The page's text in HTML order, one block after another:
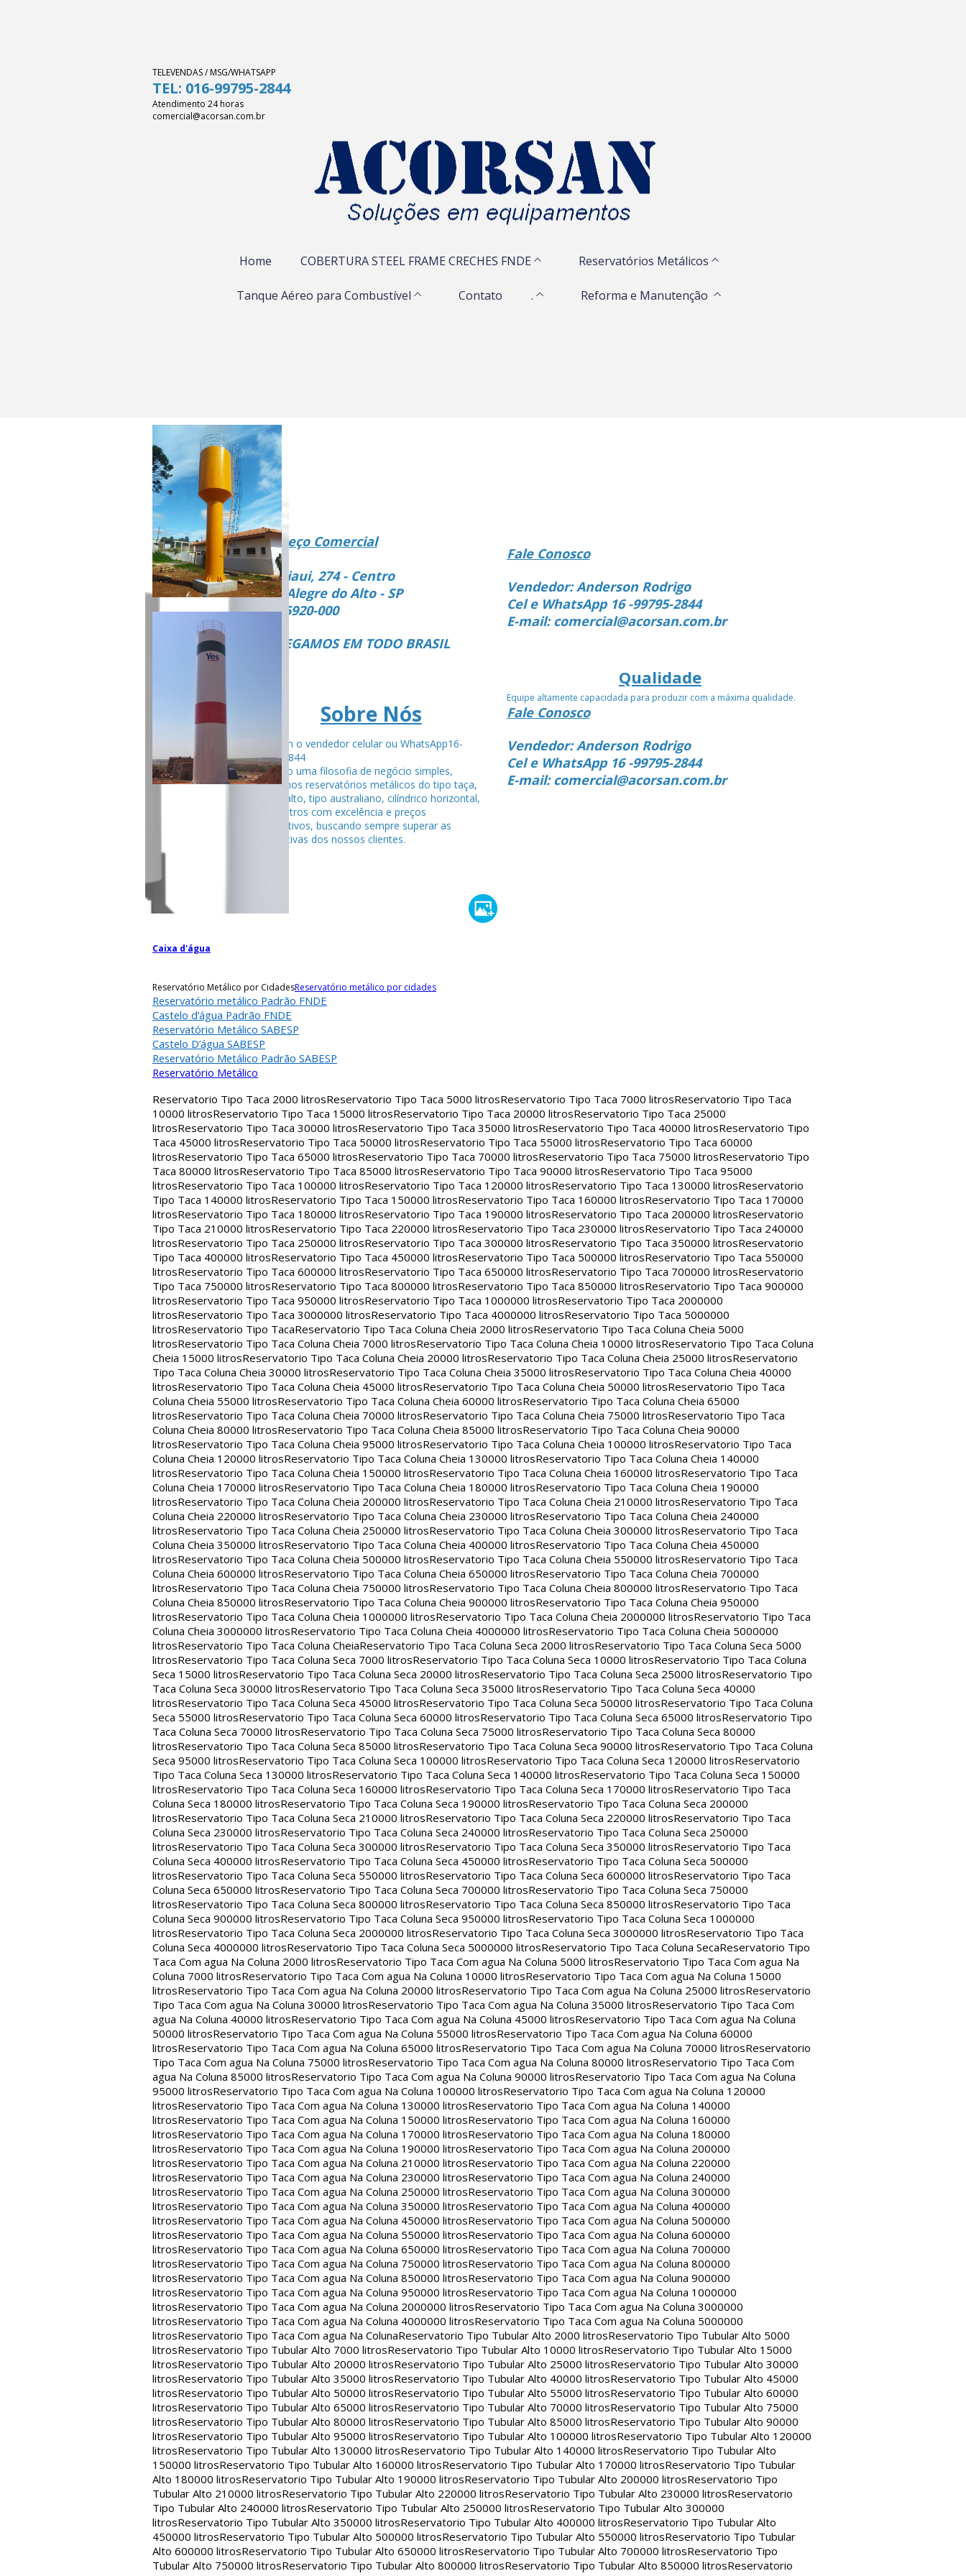
TELEVENDAS / MSG/WHATSAPP
TEL: 016-99795-2844
Atendimento 24 horas
comercial@acorsan.com.br
Home COBERTURA STEEL FRAME CRECHES FNDE Reservatórios Metálicos
Tanque Aéreo para Combustível Contato . Reforma e Manutenção
Endereço Comercial
Rua Piaui, 274 - Centro
Vista Alegre do Alto - SP
CEP 15920-000
ENTREGAMOS EM TODO BRASIL
Sobre Nós
Fale com o vendedor celular ou WhatsApp16-
99795-2844
Seguindo uma filosofia de negócio simples,
fabricamos reservatórios metálicos do tipo taça,
tubular alto, tipo australiano, cilíndrico horizontal,
entre outros com excelência e preços
competitivos, buscando sempre superar as
espectativas dos nossos clientes.
Fale Conosco
Vendedor: Anderson Rodrigo
Cel e WhatsApp 16 -99795-2844
E-mail: comercial@acorsan.com.br
Qualidade
Equipe altamente capacidada para produzir com a máxima qualidade.
Fale Conosco
Vendedor: Anderson Rodrigo
Cel e WhatsApp 16 -99795-2844
E-mail: comercial@acorsan.com.br
Caixa d'água
Reservatório Metálico por CidadesReservatório metálico por cidades
Reservatório metálico Padrão FNDE
Castelo d’água Padrão FNDE
Reservatório Metálico SABESP
Castelo D’água SABESP
Reservatório Metálico Padrão SABESP
Reservatório Metálico
Reservatorio Tipo Taca 2000 litrosReservatorio Tipo Taca 5000 litrosReservatorio Tipo Taca 7000 litrosReservatorio Tipo Taca
10000 litrosReservatorio Tipo Taca 15000 litrosReservatorio Tipo Taca 20000 litrosReservatorio Tipo Taca 25000
litrosReservatorio Tipo Taca 30000 litrosReservatorio Tipo Taca 35000 litrosReservatorio Tipo Taca 40000 litrosReservatorio Tipo
Taca 45000 litrosReservatorio Tipo Taca 50000 litrosReservatorio Tipo Taca 55000 litrosReservatorio Tipo Taca 60000
litrosReservatorio Tipo Taca 65000 litrosReservatorio Tipo Taca 70000 litrosReservatorio Tipo Taca 75000 litrosReservatorio Tipo
Taca 80000 litrosReservatorio Tipo Taca 85000 litrosReservatorio Tipo Taca 90000 litrosReservatorio Tipo Taca 95000
litrosReservatorio Tipo Taca 100000 litrosReservatorio Tipo Taca 120000 litrosReservatorio Tipo Taca 130000 litrosReservatorio
Tipo Taca 140000 litrosReservatorio Tipo Taca 150000 litrosReservatorio Tipo Taca 160000 litrosReservatorio Tipo Taca 170000
litrosReservatorio Tipo Taca 180000 litrosReservatorio Tipo Taca 190000 litrosReservatorio Tipo Taca 200000 litrosReservatorio
Tipo Taca 210000 litrosReservatorio Tipo Taca 220000 litrosReservatorio Tipo Taca 230000 litrosReservatorio Tipo Taca 240000
litrosReservatorio Tipo Taca 250000 litrosReservatorio Tipo Taca 300000 litrosReservatorio Tipo Taca 350000 litrosReservatorio
Tipo Taca 400000 litrosReservatorio Tipo Taca 450000 litrosReservatorio Tipo Taca 500000 litrosReservatorio Tipo Taca 550000
litrosReservatorio Tipo Taca 600000 litrosReservatorio Tipo Taca 650000 litrosReservatorio Tipo Taca 700000 litrosReservatorio
Tipo Taca 750000 litrosReservatorio Tipo Taca 800000 litrosReservatorio Tipo Taca 850000 litrosReservatorio Tipo Taca 900000
litrosReservatorio Tipo Taca 950000 litrosReservatorio Tipo Taca 1000000 litrosReservatorio Tipo Taca 2000000
litrosReservatorio Tipo Taca 3000000 litrosReservatorio Tipo Taca 4000000 litrosReservatorio Tipo Taca 5000000
litrosReservatorio Tipo TacaReservatorio Tipo Taca Coluna Cheia 2000 litrosReservatorio Tipo Taca Coluna Cheia 5000
litrosReservatorio Tipo Taca Coluna Cheia 7000 litrosReservatorio Tipo Taca Coluna Cheia 10000 litrosReservatorio Tipo Taca Coluna
Cheia 15000 litrosReservatorio Tipo Taca Coluna Cheia 20000 litrosReservatorio Tipo Taca Coluna Cheia 25000 litrosReservatorio
Tipo Taca Coluna Cheia 30000 litrosReservatorio Tipo Taca Coluna Cheia 35000 litrosReservatorio Tipo Taca Coluna Cheia 40000
litrosReservatorio Tipo Taca Coluna Cheia 45000 litrosReservatorio Tipo Taca Coluna Cheia 50000 litrosReservatorio Tipo Taca
Coluna Cheia 55000 litrosReservatorio Tipo Taca Coluna Cheia 60000 litrosReservatorio Tipo Taca Coluna Cheia 65000
litrosReservatorio Tipo Taca Coluna Cheia 70000 litrosReservatorio Tipo Taca Coluna Cheia 75000 litrosReservatorio Tipo Taca
Coluna Cheia 80000 litrosReservatorio Tipo Taca Coluna Cheia 85000 litrosReservatorio Tipo Taca Coluna Cheia 90000
litrosReservatorio Tipo Taca Coluna Cheia 95000 litrosReservatorio Tipo Taca Coluna Cheia 100000 litrosReservatorio Tipo Taca
Coluna Cheia 120000 litrosReservatorio Tipo Taca Coluna Cheia 130000 litrosReservatorio Tipo Taca Coluna Cheia 140000
litrosReservatorio Tipo Taca Coluna Cheia 150000 litrosReservatorio Tipo Taca Coluna Cheia 160000 litrosReservatorio Tipo Taca
Coluna Cheia 170000 litrosReservatorio Tipo Taca Coluna Cheia 180000 litrosReservatorio Tipo Taca Coluna Cheia 190000
litrosReservatorio Tipo Taca Coluna Cheia 200000 litrosReservatorio Tipo Taca Coluna Cheia 210000 litrosReservatorio Tipo Taca
Coluna Cheia 220000 litrosReservatorio Tipo Taca Coluna Cheia 230000 litrosReservatorio Tipo Taca Coluna Cheia 240000
litrosReservatorio Tipo Taca Coluna Cheia 250000 litrosReservatorio Tipo Taca Coluna Cheia 300000 litrosReservatorio Tipo Taca
Coluna Cheia 350000 litrosReservatorio Tipo Taca Coluna Cheia 400000 litrosReservatorio Tipo Taca Coluna Cheia 450000
litrosReservatorio Tipo Taca Coluna Cheia 500000 litrosReservatorio Tipo Taca Coluna Cheia 550000 litrosReservatorio Tipo Taca
Coluna Cheia 600000 litrosReservatorio Tipo Taca Coluna Cheia 650000 litrosReservatorio Tipo Taca Coluna Cheia 700000
litrosReservatorio Tipo Taca Coluna Cheia 750000 litrosReservatorio Tipo Taca Coluna Cheia 800000 litrosReservatorio Tipo Taca
Coluna Cheia 850000 litrosReservatorio Tipo Taca Coluna Cheia 900000 litrosReservatorio Tipo Taca Coluna Cheia 950000
litrosReservatorio Tipo Taca Coluna Cheia 1000000 litrosReservatorio Tipo Taca Coluna Cheia 2000000 litrosReservatorio Tipo Taca
Coluna Cheia 3000000 litrosReservatorio Tipo Taca Coluna Cheia 4000000 litrosReservatorio Tipo Taca Coluna Cheia 5000000
litrosReservatorio Tipo Taca Coluna CheiaReservatorio Tipo Taca Coluna Seca 2000 litrosReservatorio Tipo Taca Coluna Seca 5000
litrosReservatorio Tipo Taca Coluna Seca 7000 litrosReservatorio Tipo Taca Coluna Seca 10000 litrosReservatorio Tipo Taca Coluna
Seca 15000 litrosReservatorio Tipo Taca Coluna Seca 20000 litrosReservatorio Tipo Taca Coluna Seca 25000 litrosReservatorio Tipo
Taca Coluna Seca 30000 litrosReservatorio Tipo Taca Coluna Seca 35000 litrosReservatorio Tipo Taca Coluna Seca 40000
litrosReservatorio Tipo Taca Coluna Seca 45000 litrosReservatorio Tipo Taca Coluna Seca 50000 litrosReservatorio Tipo Taca Coluna
Seca 55000 litrosReservatorio Tipo Taca Coluna Seca 60000 litrosReservatorio Tipo Taca Coluna Seca 65000 litrosReservatorio Tipo
Taca Coluna Seca 70000 litrosReservatorio Tipo Taca Coluna Seca 75000 litrosReservatorio Tipo Taca Coluna Seca 80000
litrosReservatorio Tipo Taca Coluna Seca 85000 litrosReservatorio Tipo Taca Coluna Seca 90000 litrosReservatorio Tipo Taca Coluna
Seca 95000 litrosReservatorio Tipo Taca Coluna Seca 100000 litrosReservatorio Tipo Taca Coluna Seca 120000 litrosReservatorio
Tipo Taca Coluna Seca 130000 litrosReservatorio Tipo Taca Coluna Seca 140000 litrosReservatorio Tipo Taca Coluna Seca 150000
litrosReservatorio Tipo Taca Coluna Seca 160000 litrosReservatorio Tipo Taca Coluna Seca 170000 litrosReservatorio Tipo Taca
Coluna Seca 180000 litrosReservatorio Tipo Taca Coluna Seca 190000 litrosReservatorio Tipo Taca Coluna Seca 200000
litrosReservatorio Tipo Taca Coluna Seca 210000 litrosReservatorio Tipo Taca Coluna Seca 220000 litrosReservatorio Tipo Taca
Coluna Seca 230000 litrosReservatorio Tipo Taca Coluna Seca 240000 litrosReservatorio Tipo Taca Coluna Seca 250000
litrosReservatorio Tipo Taca Coluna Seca 300000 litrosReservatorio Tipo Taca Coluna Seca 350000 litrosReservatorio Tipo Taca
Coluna Seca 400000 litrosReservatorio Tipo Taca Coluna Seca 450000 litrosReservatorio Tipo Taca Coluna Seca 500000
litrosReservatorio Tipo Taca Coluna Seca 550000 litrosReservatorio Tipo Taca Coluna Seca 600000 litrosReservatorio Tipo Taca
Coluna Seca 650000 litrosReservatorio Tipo Taca Coluna Seca 700000 litrosReservatorio Tipo Taca Coluna Seca 750000
litrosReservatorio Tipo Taca Coluna Seca 800000 litrosReservatorio Tipo Taca Coluna Seca 850000 litrosReservatorio Tipo Taca
Coluna Seca 900000 litrosReservatorio Tipo Taca Coluna Seca 950000 litrosReservatorio Tipo Taca Coluna Seca 1000000
litrosReservatorio Tipo Taca Coluna Seca 2000000 litrosReservatorio Tipo Taca Coluna Seca 3000000 litrosReservatorio Tipo Taca
Coluna Seca 4000000 litrosReservatorio Tipo Taca Coluna Seca 5000000 litrosReservatorio Tipo Taca Coluna SecaReservatorio Tipo
Taca Com agua Na Coluna 2000 litrosReservatorio Tipo Taca Com agua Na Coluna 5000 litrosReservatorio Tipo Taca Com agua Na
Coluna 7000 litrosReservatorio Tipo Taca Com agua Na Coluna 10000 litrosReservatorio Tipo Taca Com agua Na Coluna 15000
litrosReservatorio Tipo Taca Com agua Na Coluna 20000 litrosReservatorio Tipo Taca Com agua Na Coluna 25000 litrosReservatorio
Tipo Taca Com agua Na Coluna 30000 litrosReservatorio Tipo Taca Com agua Na Coluna 35000 litrosReservatorio Tipo Taca Com
agua Na Coluna 40000 litrosReservatorio Tipo Taca Com agua Na Coluna 45000 litrosReservatorio Tipo Taca Com agua Na Coluna
50000 litrosReservatorio Tipo Taca Com agua Na Coluna 55000 litrosReservatorio Tipo Taca Com agua Na Coluna 60000
litrosReservatorio Tipo Taca Com agua Na Coluna 65000 litrosReservatorio Tipo Taca Com agua Na Coluna 70000 litrosReservatorio
Tipo Taca Com agua Na Coluna 75000 litrosReservatorio Tipo Taca Com agua Na Coluna 80000 litrosReservatorio Tipo Taca Com
agua Na Coluna 85000 litrosReservatorio Tipo Taca Com agua Na Coluna 90000 litrosReservatorio Tipo Taca Com agua Na Coluna
95000 litrosReservatorio Tipo Taca Com agua Na Coluna 100000 litrosReservatorio Tipo Taca Com agua Na Coluna 120000
litrosReservatorio Tipo Taca Com agua Na Coluna 130000 litrosReservatorio Tipo Taca Com agua Na Coluna 140000
litrosReservatorio Tipo Taca Com agua Na Coluna 150000 litrosReservatorio Tipo Taca Com agua Na Coluna 160000
litrosReservatorio Tipo Taca Com agua Na Coluna 170000 litrosReservatorio Tipo Taca Com agua Na Coluna 180000
litrosReservatorio Tipo Taca Com agua Na Coluna 190000 litrosReservatorio Tipo Taca Com agua Na Coluna 200000
litrosReservatorio Tipo Taca Com agua Na Coluna 210000 litrosReservatorio Tipo Taca Com agua Na Coluna 220000
litrosReservatorio Tipo Taca Com agua Na Coluna 230000 litrosReservatorio Tipo Taca Com agua Na Coluna 240000
litrosReservatorio Tipo Taca Com agua Na Coluna 250000 litrosReservatorio Tipo Taca Com agua Na Coluna 300000
litrosReservatorio Tipo Taca Com agua Na Coluna 350000 litrosReservatorio Tipo Taca Com agua Na Coluna 400000
litrosReservatorio Tipo Taca Com agua Na Coluna 450000 litrosReservatorio Tipo Taca Com agua Na Coluna 500000
litrosReservatorio Tipo Taca Com agua Na Coluna 550000 litrosReservatorio Tipo Taca Com agua Na Coluna 600000
litrosReservatorio Tipo Taca Com agua Na Coluna 650000 litrosReservatorio Tipo Taca Com agua Na Coluna 700000
litrosReservatorio Tipo Taca Com agua Na Coluna 750000 litrosReservatorio Tipo Taca Com agua Na Coluna 800000
litrosReservatorio Tipo Taca Com agua Na Coluna 850000 litrosReservatorio Tipo Taca Com agua Na Coluna 900000
litrosReservatorio Tipo Taca Com agua Na Coluna 950000 litrosReservatorio Tipo Taca Com agua Na Coluna 1000000
litrosReservatorio Tipo Taca Com agua Na Coluna 2000000 litrosReservatorio Tipo Taca Com agua Na Coluna 3000000
litrosReservatorio Tipo Taca Com agua Na Coluna 4000000 litrosReservatorio Tipo Taca Com agua Na Coluna 5000000
litrosReservatorio Tipo Taca Com agua Na ColunaReservatorio Tipo Tubular Alto 2000 litrosReservatorio Tipo Tubular Alto 5000
litrosReservatorio Tipo Tubular Alto 7000 litrosReservatorio Tipo Tubular Alto 10000 litrosReservatorio Tipo Tubular Alto 15000
litrosReservatorio Tipo Tubular Alto 20000 litrosReservatorio Tipo Tubular Alto 25000 litrosReservatorio Tipo Tubular Alto 30000
litrosReservatorio Tipo Tubular Alto 35000 litrosReservatorio Tipo Tubular Alto 40000 litrosReservatorio Tipo Tubular Alto 45000
litrosReservatorio Tipo Tubular Alto 50000 litrosReservatorio Tipo Tubular Alto 55000 litrosReservatorio Tipo Tubular Alto 60000
litrosReservatorio Tipo Tubular Alto 65000 litrosReservatorio Tipo Tubular Alto 70000 litrosReservatorio Tipo Tubular Alto 75000
litrosReservatorio Tipo Tubular Alto 80000 litrosReservatorio Tipo Tubular Alto 85000 litrosReservatorio Tipo Tubular Alto 90000
litrosReservatorio Tipo Tubular Alto 95000 litrosReservatorio Tipo Tubular Alto 100000 litrosReservatorio Tipo Tubular Alto 120000
litrosReservatorio Tipo Tubular Alto 130000 litrosReservatorio Tipo Tubular Alto 140000 litrosReservatorio Tipo Tubular Alto
150000 litrosReservatorio Tipo Tubular Alto 160000 litrosReservatorio Tipo Tubular Alto 170000 litrosReservatorio Tipo Tubular
Alto 180000 litrosReservatorio Tipo Tubular Alto 190000 litrosReservatorio Tipo Tubular Alto 200000 litrosReservatorio Tipo
Tubular Alto 210000 litrosReservatorio Tipo Tubular Alto 220000 litrosReservatorio Tipo Tubular Alto 230000 litrosReservatorio
Tipo Tubular Alto 240000 litrosReservatorio Tipo Tubular Alto 250000 litrosReservatorio Tipo Tubular Alto 300000
litrosReservatorio Tipo Tubular Alto 350000 litrosReservatorio Tipo Tubular Alto 400000 litrosReservatorio Tipo Tubular Alto
450000 litrosReservatorio Tipo Tubular Alto 500000 litrosReservatorio Tipo Tubular Alto 550000 litrosReservatorio Tipo Tubular
Alto 600000 litrosReservatorio Tipo Tubular Alto 650000 litrosReservatorio Tipo Tubular Alto 700000 litrosReservatorio Tipo
Tubular Alto 750000 litrosReservatorio Tipo Tubular Alto 800000 litrosReservatorio Tipo Tubular Alto 850000 litrosReservatorio